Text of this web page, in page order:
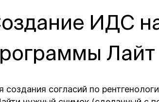
ИДС
Лайт
создания согласий по